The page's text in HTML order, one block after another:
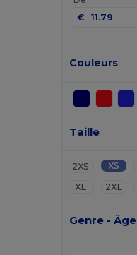
€
Couleurs
Taille
2XS XS
XL
2XL
Genre - Âge